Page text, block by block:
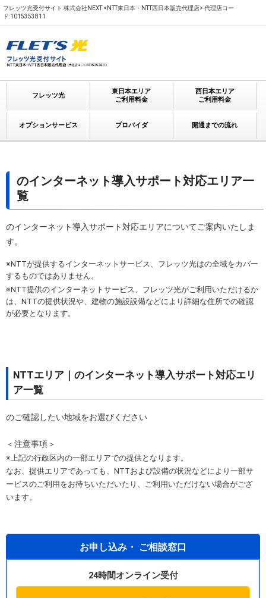
フレッツ光受付サイト 株式会社NEXT <NTT東日本・NTT西日本販売代理店> 代理店コー
ド:1015353811
フレッツ光
東日本エリア
ご利用料金
西日本エリア
ご利用料金
オプションサービス プロバイダ 開通までの流れ
のインターネット導入サポート対応エリア一
覧
のインターネット導入サポート対応エリアについてご案内いたしま
す。
※NTTが提供するインターネットサービス、フレッツ光はの全域をカバー
するものではありません。
※NTT提供のインターネットサービス、フレッツ光がご利用いただけるか
は、NTTの提供状況や、建物の施設設備などにより詳細な住所での確認
が必要となります。
NTTエリア｜のインターネット導入サポート対応エリ
ア一覧
のご確認したい地域をお選びください
＜注意事項＞
※上記の行政区内の一部エリアでの提供となります。
なお、提供エリアであっても、NTTおよび設備の状況などにより一部サ
ービスのご利用をお待ちいただいたり、ご利用いただけない場合がござ
います。
お申し込み・ ご相談窓口
24時間オンライン受付